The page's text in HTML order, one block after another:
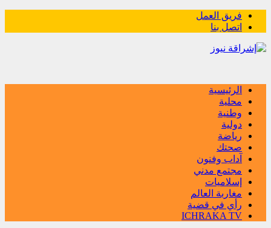
فريق العمل
اتصل بنا
الرئيسية
محلية
وطنية
دولية
رياضة
صحتك
آداب وفنون
مجتمع مدني
إسلاميات
مغاربة العالم
رأي في قضية
ICHRAKA TV